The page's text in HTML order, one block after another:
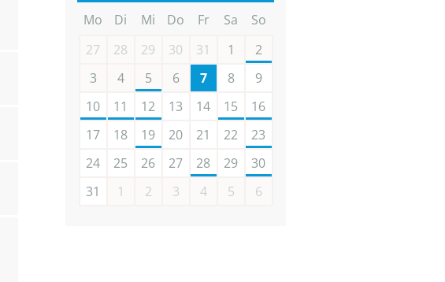
Mo Di Mi Do Fr Sa
So
27
28 29 30 31 1
2
3
4 5 6 7 8
9
10
11 12 13 14 15
16
17
18 19 20 21 22
23
24
25 26 27 28 29
30
31
1 2 3 4 5 6